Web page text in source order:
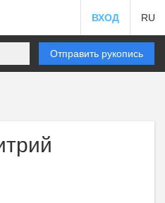
ВХОД RU
Отправить рукопись